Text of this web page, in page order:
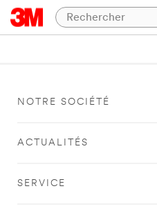
NOTRE SOCIÉTÉ
ACTUALITÉS
SERVICE